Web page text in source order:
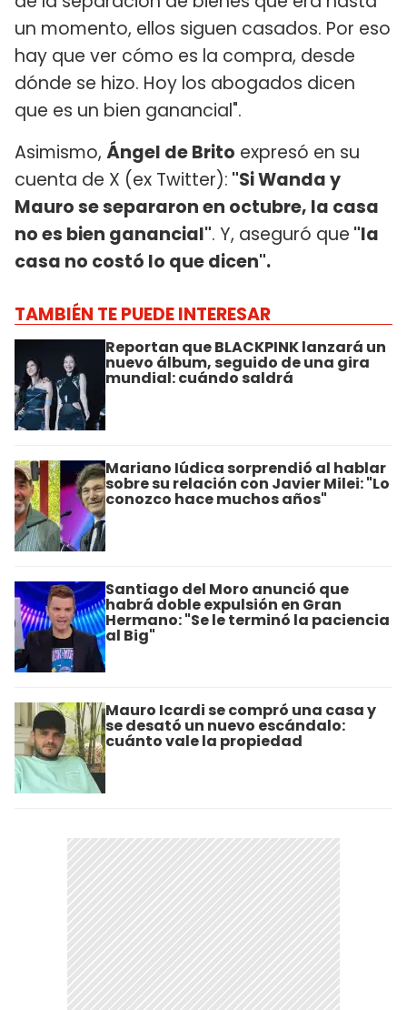
un momento, ellos siguen casados. Por eso
hay que ver cómo es la compra, desde
dónde se hizo. Hoy los abogados dicen
que es un bien ganancial".
Asimismo, Ángel de Brito expresó en su
cuenta de X (ex Twitter): "Si Wanda y
Mauro se separaron en octubre, la casa
no es bien ganancial". Y, aseguró que "la
casa no costó lo que dicen".
TAMBIÉN TE PUEDE INTERESAR
Reportan que BLACKPINK lanzará un
nuevo álbum, seguido de una gira
mundial: cuándo saldrá
Mariano Iúdica sorprendió al hablar
sobre su relación con Javier Milei: "Lo
conozco hace muchos años"
Santiago del Moro anunció que
habrá doble expulsión en Gran
Hermano: "Se le terminó la paciencia
al Big"
Mauro Icardi se compró una casa y
se desató un nuevo escándalo:
cuánto vale la propiedad